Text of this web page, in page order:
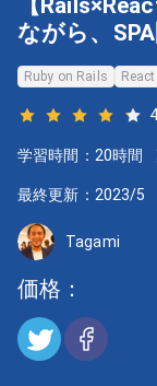
【
ながら、
Ruby on Rails React
学習時間：20時間
最終更新：2023/5
Tagami
価格：